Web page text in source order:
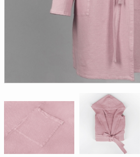
Доверенность на
получение груза
Документы по работе с